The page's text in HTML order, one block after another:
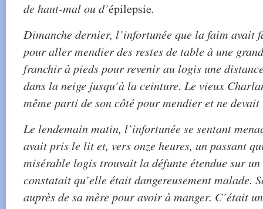
de haut-mal ou d’épilepsie.
Dimanche dernier, l’infortunée que la faim avait
pour aller mendier des restes de table à une
franchir à pieds pour revenir au logis une
dans la neige jusqu’à la ceinture. Le vieux
même parti de son côté pour mendier et ne
Le lendemain matin, l’infortunée se sentant
avait pris le lit et, vers onze heures, un passant
misérable logis trouvait la défunte étendue sur
constatait qu’elle était dangereusement malade.
auprès de sa mère pour avoir à manger. C’était